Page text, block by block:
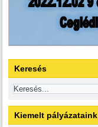
Keresés
Kiemelt pályázataink